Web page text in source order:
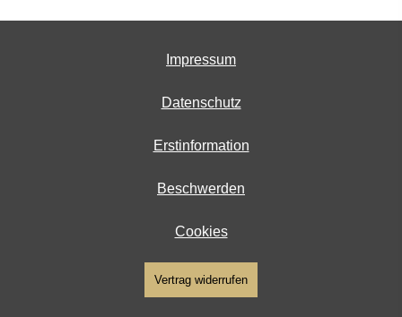
Impressum
Datenschutz
Erstinformation
Beschwerden
Cookies
Vertrag widerrufen